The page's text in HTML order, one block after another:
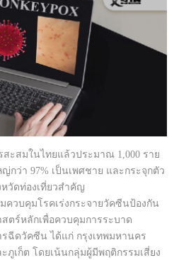
ะสมในไทยแล้วประมาณ 1,000 ราย
กว่า 97% เป็นเพศชาย และกระจุกตัว
หวัดท่องเที่ยวสำคัญ
ควบคุมโรคเร่งกระจายวัคซีนป้องกัน
ตร์หลักเพื่อควบคุมการระบาด
ฉีดวัคซีน ได้แก่ กรุงเทพมหานคร
ภูเก็ต โดยเน้นกลุ่มผู้มีพฤติกรรมเสี่ยง